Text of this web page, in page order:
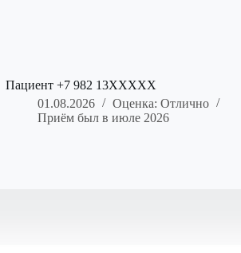
Пациент +7 982 13XXXXX
01.08.2026
Оценка: Отлично
Приём был в июле 2026